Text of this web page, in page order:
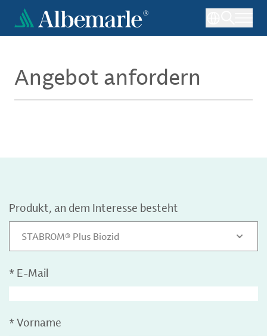
Direkt
zum
Inhalt
Angebot anfordern
Produkt, an dem Interesse besteht
STABROM® Plus Biozid
* E-Mail
* Vorname